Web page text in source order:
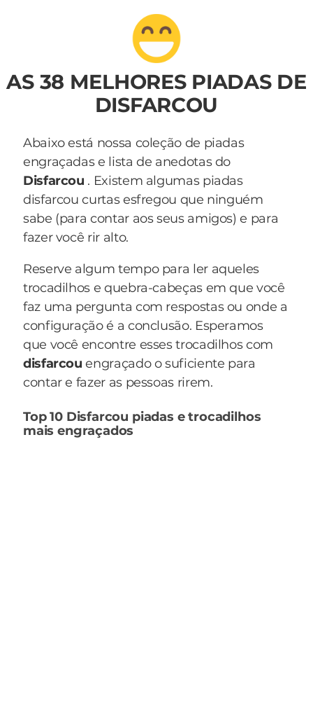
AS 38 MELHORES PIADAS DE
DISFARCOU
Abaixo está nossa coleção de piadas
engraçadas e lista de anedotas do
Disfarcou . Existem algumas piadas
disfarcou curtas esfregou que ninguém
sabe (para contar aos seus amigos) e para
fazer você rir alto.
Reserve algum tempo para ler aqueles
trocadilhos e quebra-cabeças em que você
faz uma pergunta com respostas ou onde a
configuração é a conclusão. Esperamos
que você encontre esses trocadilhos com
disfarcouengraçado o suficiente para
contar e fazer as pessoas rirem.
Top 10 Disfarcou piadas e trocadilhos
mais engraçados